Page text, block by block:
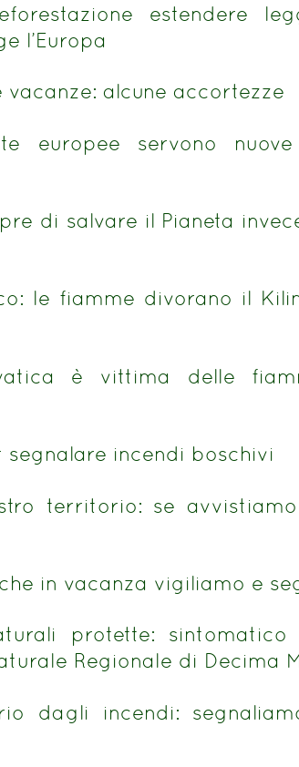
estendere
l’Europa
alcune accortezze
europee servono
di salvare il Pianeta
le fiamme divorano il
è vittima delle
incendi boschivi
territorio: se
in vacanza vigiliamo e
protette:
Regionale di Decima
dagli incendi: